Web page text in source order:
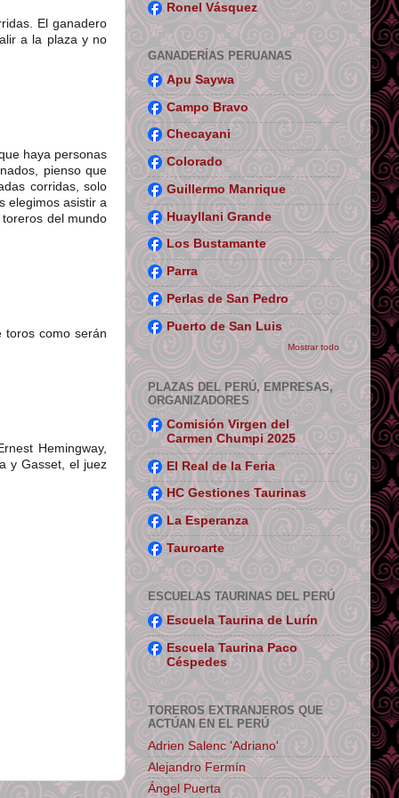
El ganadero
a la plaza y no
haya personas
pienso que
corridas, solo
elegimos asistir a
del mundo
toros como serán
Hemingway,
y Gasset, el juez
Ronel Vásquez
GANADERÍAS PERUANAS
Apu Saywa
Campo Bravo
Checayani
Colorado
Guillermo Manrique
Huayllani Grande
Los Bustamante
Parra
Perlas de San Pedro
Puerto de San Luis
Mostrar todo
PLAZAS DEL PERÚ, EMPRESAS,
ORGANIZADORES
Comisión Virgen del
Carmen Chumpi 2025
El Real de la Feria
HC Gestiones Taurinas
La Esperanza
Tauroarte
ESCUELAS TAURINAS DEL PERÚ
Escuela Taurina de Lurín
Escuela Taurina Paco
Céspedes
TOREROS EXTRANJEROS QUE
ACTÚAN EN EL PERÚ
Adrien Salenc 'Adriano'
Alejandro Fermín
Ángel Puerta